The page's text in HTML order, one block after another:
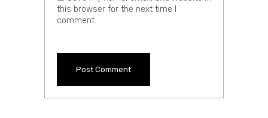
this browser for the next time I
comment.